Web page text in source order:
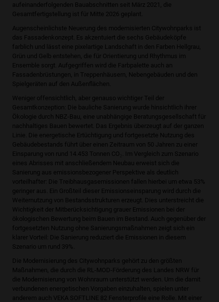
aufeinanderfolgenden Bauabschnitten seit März 2021, die
Gesamtfertigstellung ist für Mitte 2026 geplant.
Augenscheinlichste Neuerung des modernisierten Citywohnparks ist
das Fassadenkonzept. Es akzentuiert die sechs Gebäudeköpfe
farblich und lässt eine pixelartige Landschaft in den Farben Hellgrau,
Grün und Gelb entstehen, die für Orientierung und Rhythmus im
Ensemble sorgt. Aufgegriffen wird die Farbpalette auch an
Fassadenbrüstungen, in Treppenhäusern, Nebengebäuden und den
Spielgeräten auf den Außenflächen.
Weniger offensichtlich, aber genauso wichtiger Teil der
Gesamtkonzeption: Die bauliche Sanierung wurde hinsichtlich ihrer
Ökologie durch NBZ-Bau, eine unabhängige Beratungsgesellschaft für
nachhaltiges Bauen bewertet. Das Ergebnis überzeugt auf der ganzen
Linie. Die energetische Ertüchtigung und fortgesetzte Nutzung des
Gebäudebestands führt über einen Zeitraum von 50 Jahren zu einer
Einsparung von rund 14.453 Tonnen CO₂. Im Vergleich zum Szenario
eines Abrisses mit anschließendem Neubau erweist sich die
Sanierung aus emissionsbezogener Perspektive als deutlich
vorteilhafter: Die Treibhausgasemissionen fallen hierbei um etwa 53%
geringer aus. Ein Großteil dieser Emissionseinsparung wird durch die
Weiternutzung von Bestandsstrukturen erzeugt. Dies unterstreicht die
Wichtigkeit der Mitberücksichtigung grauer Emissionen bei der
ökologischen Bewertung beim Bauen im Bestand. Auch gegenüber der
fortgesetzten Nutzung ohne Sanierungsmaßnahmen zeigt sich ein
klarer Vorteil: Die Sanierung reduziert die Emissionen in diesem
Szenario um rund 39%.
Die Modernisierung des Citywohnparks gehört zu den größten
Maßnahmen, die durch die RL-MOD-Förderung des Landes NRW für
die Modernisierung von Wohnraum unterstützt werden. Um die damit
verbundenen energetischen Vorgaben einzuhalten, spielen unter
anderem auch VEKA SOFTLINE 82 Fensterprofile eine Rolle. Mit einer